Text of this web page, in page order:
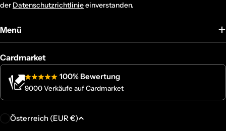
der Datenschutzrichtlinieeinverstanden.
Menü
Cardmarket
100% Bewertung
9000 Verkäufe auf Cardmarket
L
Österreich (EUR €)